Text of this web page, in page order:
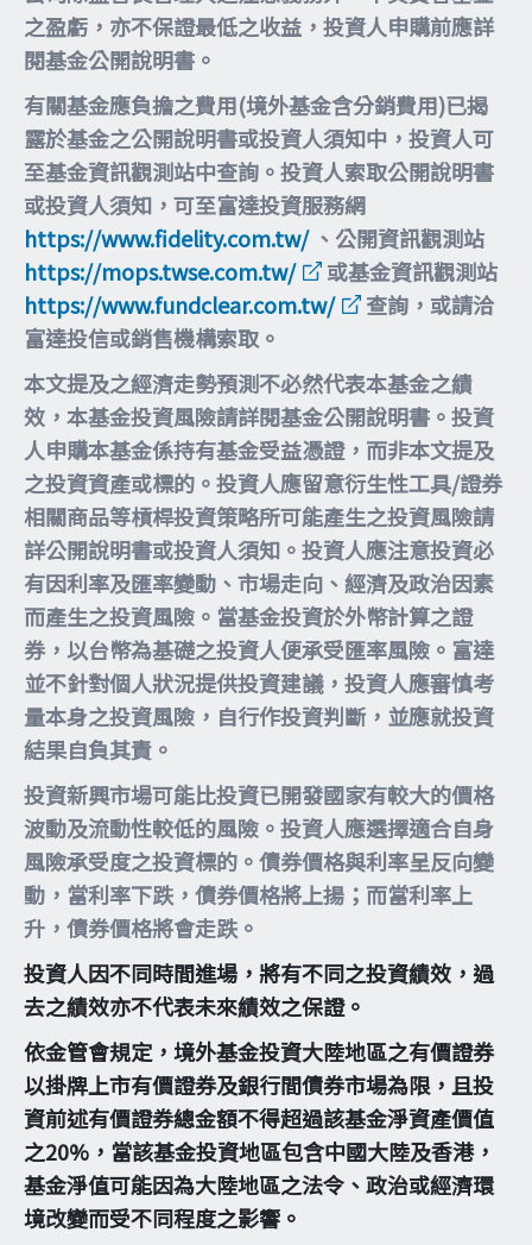
之盈虧，亦不保證最低之收益，投資人申購前應詳
閱基金公開說明書。
有關基金應負擔之費用(境外基金含分銷費用)已揭
露於基金之公開說明書或投資人須知中，投資人可
至基金資訊觀測站中查詢。投資人索取公開說明書
或投資人須知，可至富達投資服務網
https://www.fidelity.com.tw/、公開資訊觀測站
https://mops.twse.com.tw/
或基金資訊觀測站
https://www.fundclear.com.tw/
查詢，或請洽
富達投信或銷售機構索取。
本文提及之經濟走勢預測不必然代表本基金之績
效，本基金投資風險請詳閱基金公開說明書。投資
人申購本基金係持有基金受益憑證，而非本文提及
之投資資產或標的。投資人應留意衍生性工具/證券
相關商品等槓桿投資策略所可能產生之投資風險請
詳公開說明書或投資人須知。投資人應注意投資必
有因利率及匯率變動、市場走向、經濟及政治因素
而產生之投資風險。當基金投資於外幣計算之證
券，以台幣為基礎之投資人便承受匯率風險。富達
並不針對個人狀況提供投資建議，投資人應審慎考
量本身之投資風險，自行作投資判斷，並應就投資
結果自負其責。
投資新興市場可能比投資已開發國家有較大的價格
波動及流動性較低的風險。投資人應選擇適合自身
風險承受度之投資標的。債券價格與利率呈反向變
動，當利率下跌，債券價格將上揚；而當利率上
升，債券價格將會走跌。
投資人因不同時間進場，將有不同之投資績效，過
去之績效亦不代表未來績效之保證。
依金管會規定，境外基金投資大陸地區之有價證券
以掛牌上市有價證券及銀行間債券市場為限，且投
資前述有價證券總金額不得超過該基金淨資產價值
之20%，當該基金投資地區包含中國大陸及香港，
基金淨值可能因為大陸地區之法令、政治或經濟環
境改變而受不同程度之影響。